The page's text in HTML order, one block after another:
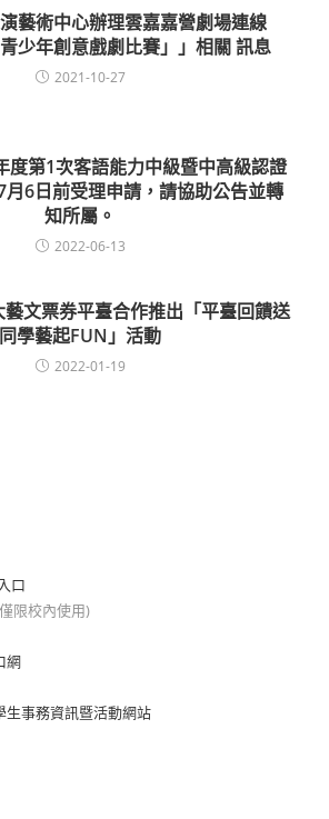
藝術中心辦理雲嘉嘉營劇場連線
青少年創意戲劇比賽」」相關 訊息
2021-10-27
度第1次客語能力中級暨中高級認證
6日前受理申請，請協助公告並轉
知所屬。
2022-06-13
文票券平臺合作推出「平臺回饋送
同學藝起FUN」活動
2022-01-19
口
限校內使用)
網
生事務資訊暨活動網站